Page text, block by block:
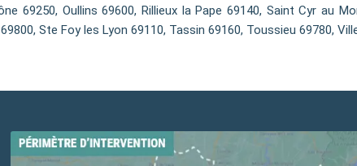
69250, Oullins 69600, Rillieux la Pape 69140, Saint Cyr au
Ste Foy les Lyon 69110, Tassin 69160, Toussieu 69780,